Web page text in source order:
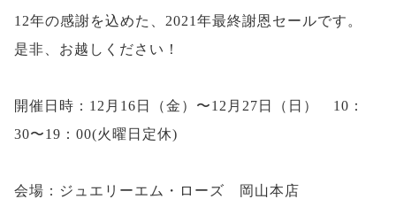
12年の感謝を込めた、2021年最終謝恩セールです。
是非、お越しください！
開催日時：12月16日（金）〜12月27日（日） 10：
30〜19：00(火曜日定休)
会場：ジュエリーエム・ローズ 岡山本店